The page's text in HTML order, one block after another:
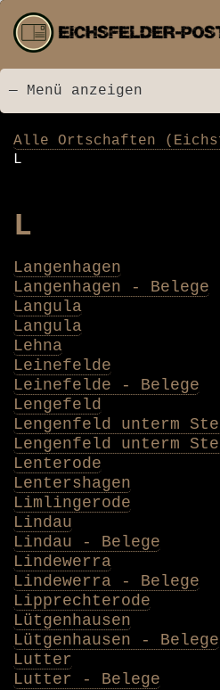
Menü
— Menü anzeigen
Startseite
Neu hinzugefügt
Postkarten
Bildarchiv
Videos
Suche
Kontakt
Links
Spende
Pfadnavigation
Alle Ortschaften
L
L
Langenhagen
Langenhagen - Belege
Langula
Langula
Lehna
Leinefelde
Leinefelde - Belege
Lengefeld
Lengenfeld unterm
Lengenfeld unterm
Lenterode
Lentershagen
Limlingerode
Lindau
Lindau - Belege
Lindewerra
Lindewerra - Belege
Lipprechterode
Lütgenhausen
Lütgenhausen - Belege
Lutter
Lutter - Belege